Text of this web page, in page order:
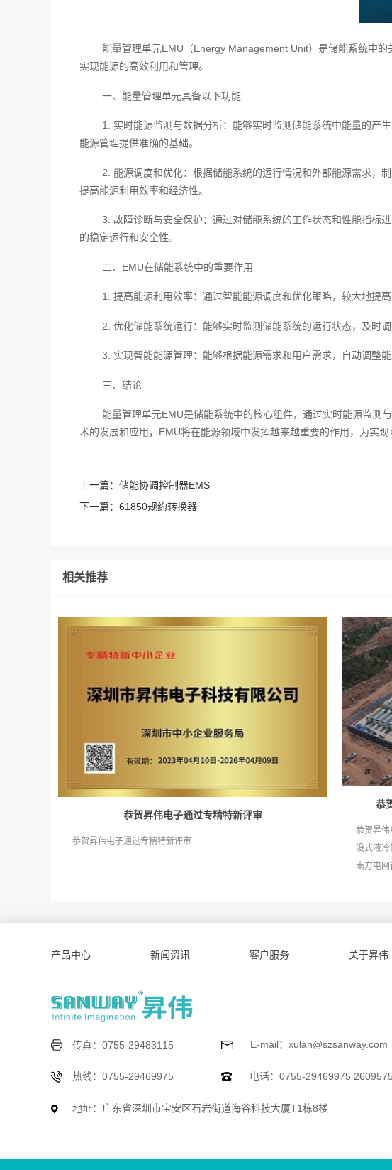
能量管理单元EMU（Energy Management Unit）是储能系统中
实现能源的高效利用和管理。
一、能量管理单元具备以下功能
1. 实时能源监测与数据分析：能够实时监测储能系统中能量的产
能源管理提供准确的基础。
2. 能源调度和优化：根据储能系统的运行情况和外部能源需求，
提高能源利用效率和经济性。
3. 故障诊断与安全保护：通过对储能系统的工作状态和性能指标
的稳定运行和安全性。
二、EMU在储能系统中的重要作用
1. 提高能源利用效率：通过智能能源调度和优化策略，较大地提高
2. 优化储能系统运行：能够实时监测储能系统的运行状态，及时
3. 实现智能能源管理：能够根据能源需求和用户需求，自动调整
三、结论
能量管理单元EMU是储能系统中的核心组件，通过实时能源监测
术的发展和应用，EMU将在能源领域中发挥越来越重要的作用，为实
上一篇： 储能协调控制器EMS
下一篇： 61850规约转换器
相关推荐
恭贺昇伟电子通过专精特新评审
恭贺昇伟电子通过专精特新评审
恭
恭贺昇伟
没式液
南方电网
产品中心 新闻资讯 客户服务 关于昇伟
传真：0755-29483115 E-mail：xulan@szsanway.com
热线：0755-29469975 电话：0755-29469975
地址：广东省深圳市宝安区石岩街道海谷科技大厦T1栋8楼